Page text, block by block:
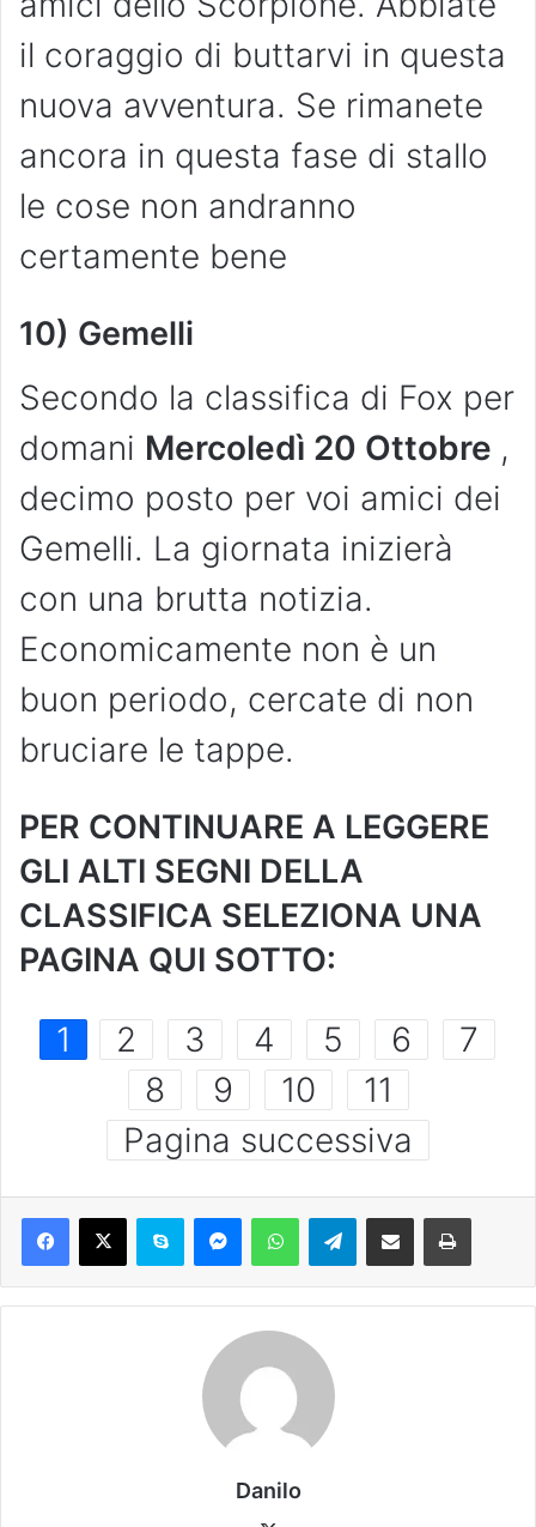
il coraggio di buttarvi in questa
nuova avventura. Se rimanete
ancora in questa fase di stallo
le cose non andranno
certamente bene
10) Gemelli
Secondo la classifica di Fox per
domani Mercoledì 20 Ottobre ,
decimo posto per voi amici dei
Gemelli. La giornata inizierà
con una brutta notizia.
Economicamente non è un
buon periodo, cercate di non
bruciare le tappe.
PER CONTINUARE A LEGGERE
GLI ALTI SEGNI DELLA
CLASSIFICA SELEZIONA UNA
PAGINA QUI SOTTO:
1 2 3 4 5 6
7
8
9 10
11
Pagina successiva
Danilo